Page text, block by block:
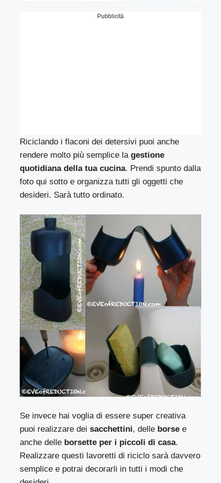
Pubblicità
Riciclando i flaconi dei detersivi puoi anche
rendere molto più semplice lagestione
quotidiana della tua cucina. Prendi spunto dalla
foto qui sotto e organizza tutti gli oggetti che
desideri. Sarà tutto ordinato.
Se invece hai voglia di essere super creativa
puoi realizzare deisacchettini, delle borse e
anche delle borsette per i piccoli di casa.
Realizzare questi lavoretti di riciclo sarà davvero
semplice e potrai decorarli in tutti i modi che